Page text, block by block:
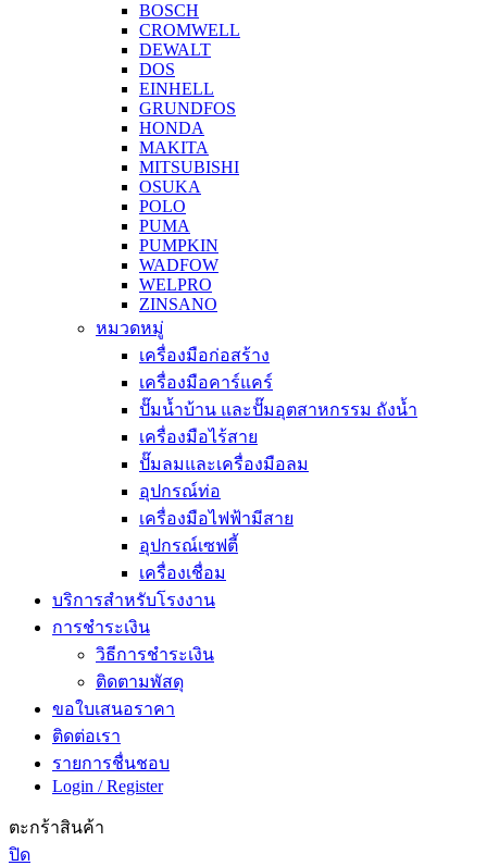
BOSCH
CROMWELL
DEWALT
DOS
EINHELL
GRUNDFOS
HONDA
MAKITA
MITSUBISHI
OSUKA
POLO
PUMA
PUMPKIN
WADFOW
WELPRO
ZINSANO
หมวดหมู่
เครื่องมือก่อสร้าง
เครื่องมือคาร์แคร์
ปั๊มน้ำบ้าน และปั๊มอุตสาหกรรม ถังน้ำ
เครื่องมือไร้สาย
ปั๊มลมและเครื่องมือลม
อุปกรณ์ท่อ
เครื่องมือไฟฟ้ามีสาย
อุปกรณ์เซฟตี้
เครื่องเชื่อม
บริการสำหรับโรงงาน
การชำระเงิน
วิธีการชำระเงิน
ติดตามพัสดุ
ขอใบเสนอราคา
ติดต่อเรา
รายการชื่นชอบ
Login / Register
ตะกร้าสินค้า
ปิด